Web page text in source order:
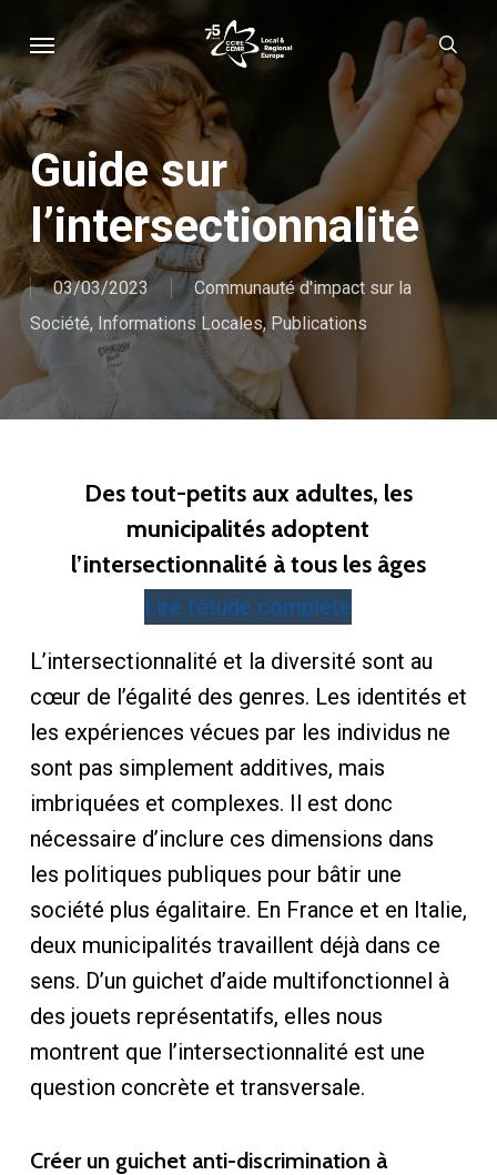
to
main
content
Menu
Guide sur
l’intersectionnalité
03/03/2023
Communauté d'impact sur la
Société, Informations Locales,Publications
Des tout-petits aux adultes, les
municipalités adoptent
l’intersectionnalité à tous les âges
Lire l’étude complète
L’intersectionnalité et la diversité sont au
cœur de l’égalité des genres. Les identités et
les expériences vécues par les individus ne
sont pas simplement additives, mais
imbriquées et complexes. Il est donc
nécessaire d’inclure ces dimensions dans
les politiques publiques pour bâtir une
société plus égalitaire. En France et en Italie,
deux municipalités travaillent déjà dans ce
sens. D’un guichet d’aide multifonctionnel à
des jouets représentatifs, elles nous
montrent que l’intersectionnalité est une
question concrète et transversale.
Créer un guichet anti-discrimination à